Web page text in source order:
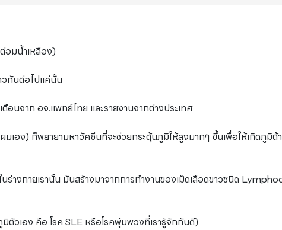
อมน้ำเหลือง)
วกันต่อไปแค่นั้น
นจาก อจ.แพทย์ไทย และรายงานจากต่างประเทศ
เอง) ก็พยายามหาวัคซีนที่จะช่วยกระตุ้นภูมิให้สูงมากๆ ขึ้นเพื่อให้เกิดภูมิต้
งกายเรานั้น มันสร้างมาจากการทำงานของเม็ดเลือดขาวชนิด
วเอง คือ โรค SLE หรือโรคพุ่มพวงที่เรารู้จักกันดี)